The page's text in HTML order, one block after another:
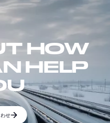
HOW
HELP
せ